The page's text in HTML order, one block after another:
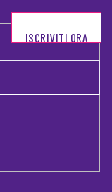
ISCRIVITI ORA